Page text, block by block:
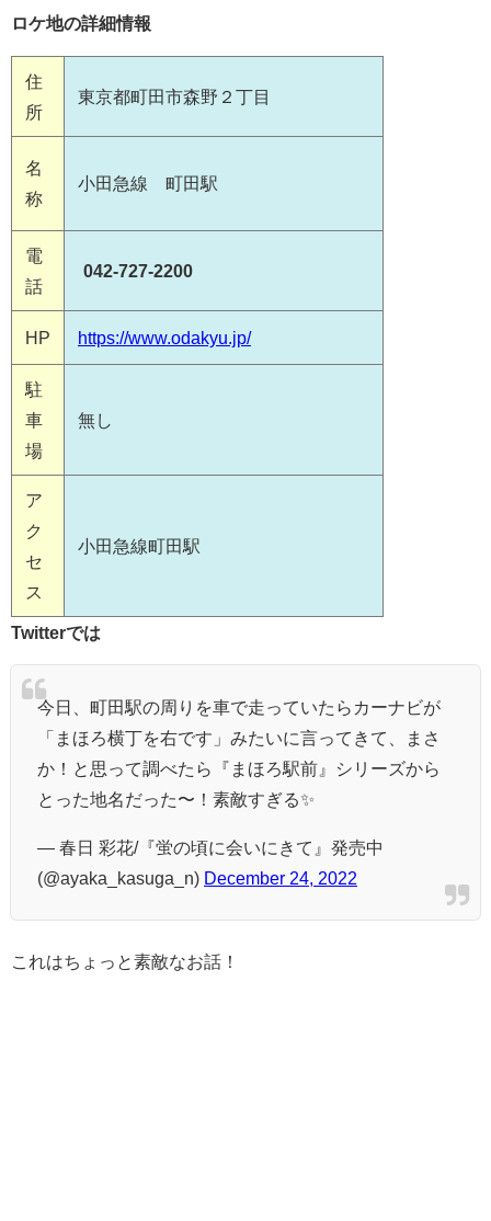
ロケ地の詳細情報
住
所
東京都町田市森野２丁目
名
称
小田急線 町田駅
電
話
042-727-2200
HP https://www.odakyu.jp/
駐
車
場
無し
ア
ク
セ
ス
小田急線町田駅
Twitterでは
今日、町田駅の周りを車で走っていたらカーナビが
「まほろ横丁を右です」みたいに言ってきて、まさ
か！と思って調べたら『まほろ駅前』シリーズから
とった地名だった〜！素敵すぎる✨
— 春日 彩花/『蛍の頃に会いにきて』発売中
(@ayaka_kasuga_n) December 24, 2022
これはちょっと素敵なお話！